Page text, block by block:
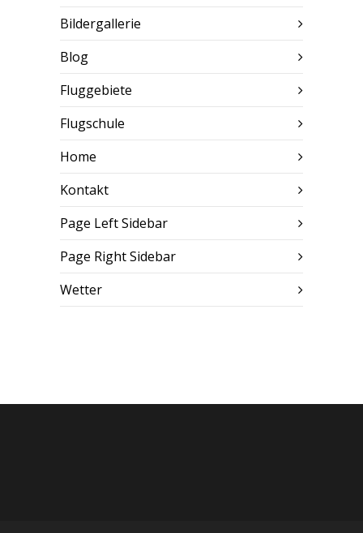
Bildergallerie
Blog
Fluggebiete
Flugschule
Home
Kontakt
Page Left Sidebar
Page Right Sidebar
Wetter